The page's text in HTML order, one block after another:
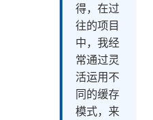
得，在过
往的项目
中，我经
常通过灵
活运用不
同的缓存
模式，来